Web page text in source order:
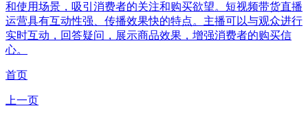
和使用场景，吸引消费者的关注和购买欲望。短视频带货直播
运营具有互动性强、传播效果快的特点。主播可以与观众进行
实时互动，回答疑问，展示商品效果，增强消费者的购买信
心。
首页
上一页